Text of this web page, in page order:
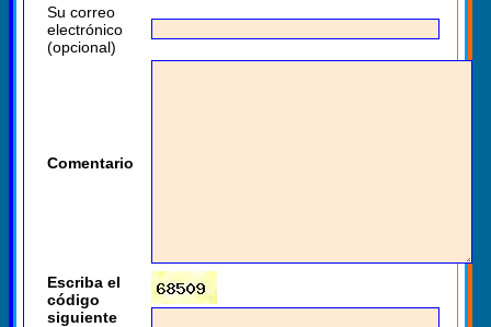
Su correo
electrónico
(opcional)
Comentario
Escriba el
código
siguiente